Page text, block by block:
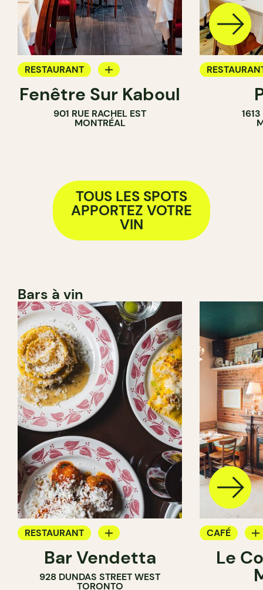
RESTAURANT
APPORTEZ VOTRE VIN
Fenêtre Sur Kaboul
901 RUE RACHEL EST
MONTRÉAL
APPORTEZ
TOUS LES SPOTS
APPORTEZ VOTRE
VIN
Bars à vin
RESTAURANT
BAR À VIN
Bar Vendetta
928 DUNDAS STREET WEST
TORONTO
CAFÉ
BAR À VIN
Le